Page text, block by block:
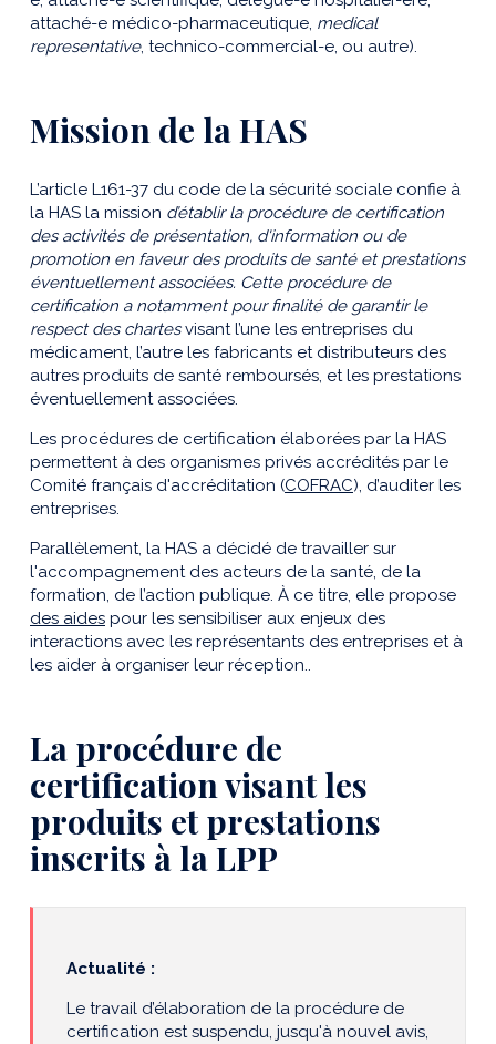
attaché-e médico-pharmaceutique, medical
representative, technico-commercial-e, ou autre).
Mission de la HAS
L’article L161-37 du code de la sécurité sociale confie à
la HAS la mission d’établir la procédure de certification
des activités de présentation, d'information ou de
promotion en faveur des produits de santé et prestations
éventuellement associées. Cette procédure de
certification a notamment pour finalité de garantir le
respect des chartesvisant l’une les entreprises du
médicament, l’autre les fabricants et distributeurs des
autres produits de santé remboursés, et les prestations
éventuellement associées.
Les procédures de certification élaborées par la HAS
permettent à des organismes privés accrédités par le
Comité français d'accréditation (COFRAC), d’auditer les
entreprises.
Parallèlement, la HAS a décidé de travailler sur
l'accompagnement des acteurs de la santé, de la
formation, de l’action publique. À ce titre, elle propose
des aides pour les sensibiliser aux enjeux des
interactions avec les représentants des entreprises et à
les aider à organiser leur réception..
La procédure de
certification visant les
produits et prestations
inscrits à la LPP
Actualité :
Le travail d’élaboration de la procédure de
certification est suspendu, jusqu'à nouvel avis,